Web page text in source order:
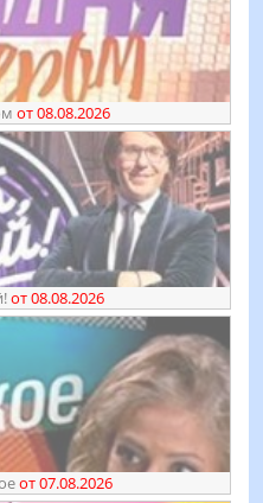
от 08.08.2026
от 08.08.2026
от 07.08.2026